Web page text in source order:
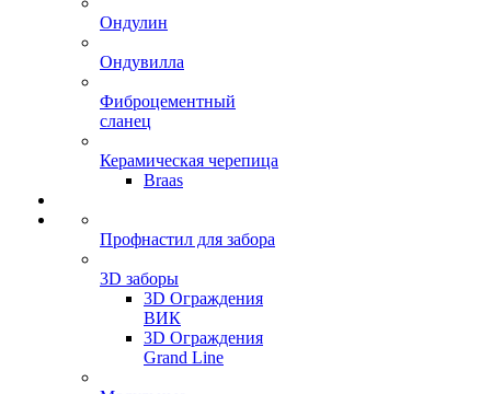
Ондулин
Ондувилла
Фиброцементный
сланец
Керамическая черепица
Braas
Профнастил для забора
3D заборы
3D Ограждения
ВИК
3D Ограждения
Grand Line